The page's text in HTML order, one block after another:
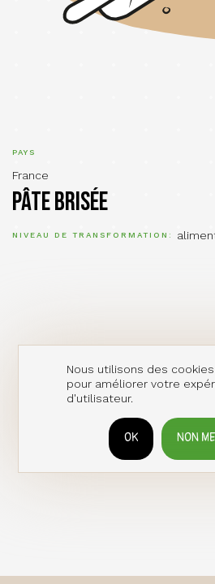
PAYS
France
Pâte brisée
NIVEAU DE TRANSFORMATION
Nous utilisons des
pour améliorer votre
d'utilisateur.
NON
OK
RETIRER LE